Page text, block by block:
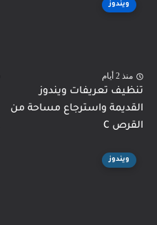
ويندوز
منذ 2 أيام
تنظيف تعريفات ويندوز
القديمة واسترجاع مساحة من
القرص C
ويندوز